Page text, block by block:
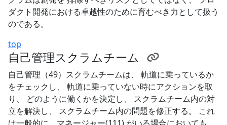
ダクト開発における卓越性のために育むべき力として扱う
のである。
top
自己管理スクラムチーム
自己管理（49）スクラムチームは、 軌道に乗っているか
をチェックし、 軌道に乗っていない時にアクションを取
り、 どのように働くかを決定し、 スクラムチーム内の対
立を解決し、 スクラムチーム内の問題を修正する。 これ